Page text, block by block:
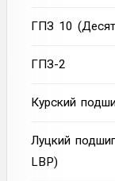
ГПЗ 10
ГПЗ-2
Курский
Луцкий
LBP)